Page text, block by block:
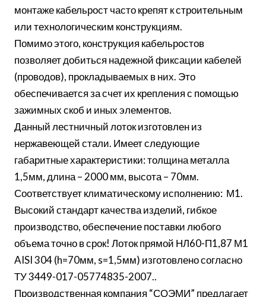
монтаже кабельрост часто крепят к строительным
или технологическим конструкциям.
Помимо этого, конструкция кабельростов
позволяет добиться надежной фиксации кабелей
(проводов), прокладываемых в них. Это
обеспечивается за счет их крепления с помощью
зажимных скоб и иных элементов.
Данный лестничный лоток изготовлен из
нержавеющей стали. Имеет следующие
габаритные характеристики: толщина металла
1,5мм, длина – 2000 мм, высота – 70мм.
Соответствует климатическому исполнению: М1.
Высокий стандарт качества изделий, гибкое
производство, обеспечение поставки любого
объема точно в срок! Лоток прямой НЛ60-П1,87 М1
AISI 304 (h=70мм, s=1,5мм) изготовлено согласно
ТУ 3449-017-05774835-2007..
Производственная компания “СОЭМИ” предлагает